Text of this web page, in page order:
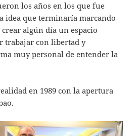
los años en los que fue
idea que terminaría marcando
algún día un espacio
trabajar con libertad y
muy personal de entender la
en 1989 con la apertura